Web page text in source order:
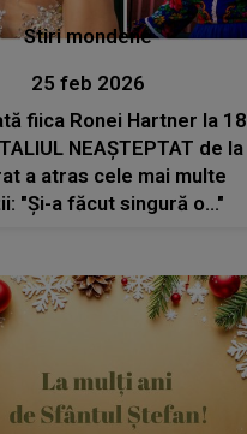
Stiri mondene
25 feb 2026
fiica Ronei Hartner la 18
NEAȘTEPTAT de la
a atras cele mai multe
"Și-a făcut singură o..."